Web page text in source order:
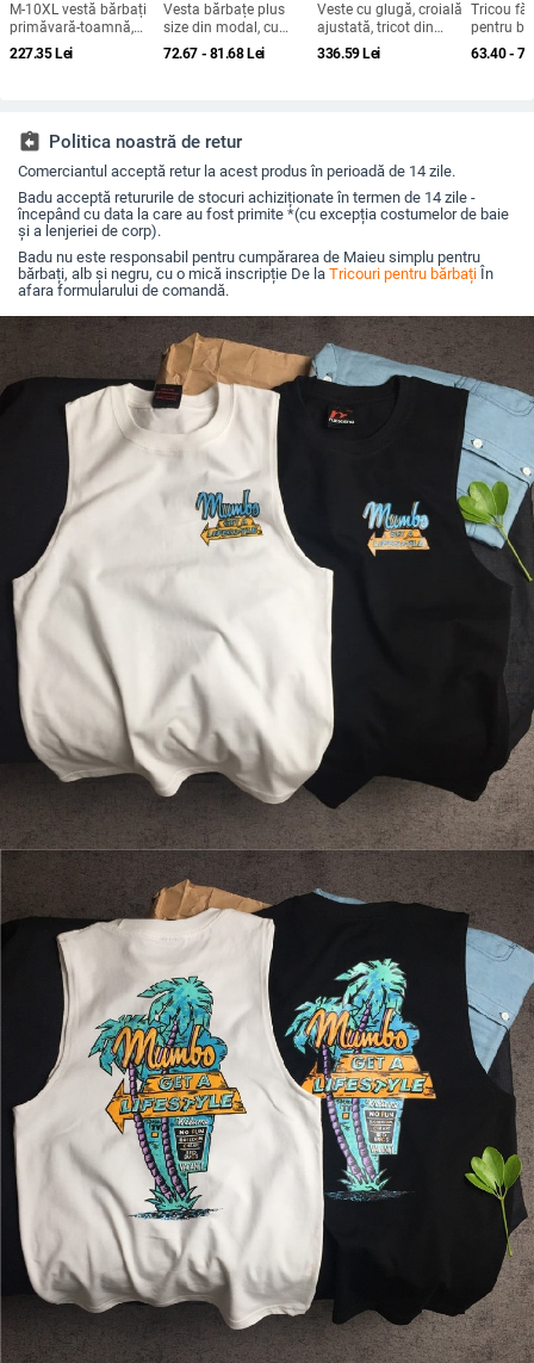
M-10XL vestă bărbați
primăvară-toamnă,
vestă de costum
pentru domni, plus
227.35Lei
Vesta bărbațe plus
size din modal, cu
dungi
72.67 - 81.68Lei
Veste cu glugă, croială
ajustată, tricot din
amestec de bumbac,
buzunare laterale, tiv
336.59Lei
Tricou
pentru
bumbac
lejeră,
63.40 -
assignment_return Politica noastră de retur
Comerciantul acceptă retur la acest produs în perioadă de 14 zile.
Badu acceptă retururile de stocuri achiziționate în termen de 14 zile -
începând cu data la care au fost primite *(cu excepția costumelor de baie
și a lenjeriei de corp).
Badu nu este responsabil pentru cumpărarea de Maieu simplu pentru
bărbați, alb și negru, cu o mică inscripție De la Tricouri pentru bărbați În
afara formularului de comandă.